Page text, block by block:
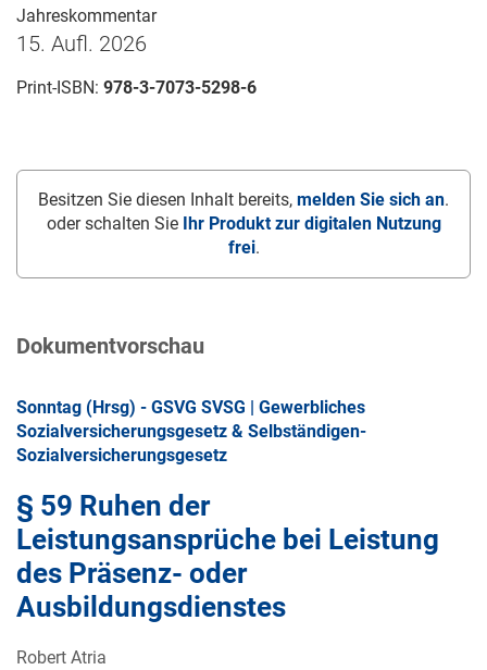
Jahreskommentar
15. Aufl. 2026
Print-ISBN: 978-3-7073-5298-6
Besitzen Sie diesen Inhalt bereits, melden Sie sich an.
oder schalten Sie
Ihr Produkt zur digitalen Nutzung
frei.
Dokumentvorschau
Sonntag (Hrsg) - GSVG SVSG | Gewerbliches
Sozialversicherungsgesetz & Selbständigen-
Sozialversicherungsgesetz
§ 59 Ruhen der
Leistungsansprüche bei Leistung
des Präsenz- oder
Ausbildungsdienstes
Robert Atria